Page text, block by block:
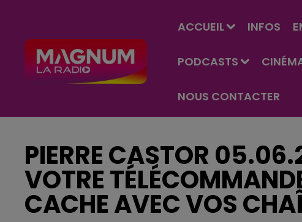
ACCUEIL INFOS
PODCASTS
NOUS CONTACTER
PIERRE CASTOR
VOTRE
CACHE AVEC VOS